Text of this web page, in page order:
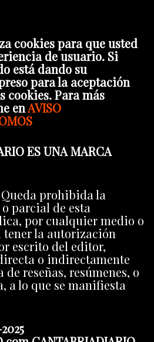
cookies para que usted
de usuario. Si
está dando su
para la aceptación
cookies. Para más
enAVISO
ES UNA MARCA
Queda prohibida la
parcial de esta
por cualquier medio o
la autorización
escrito del editor,
o indirectamente
reseñas, resúmenes, o
a lo que se manifiesta